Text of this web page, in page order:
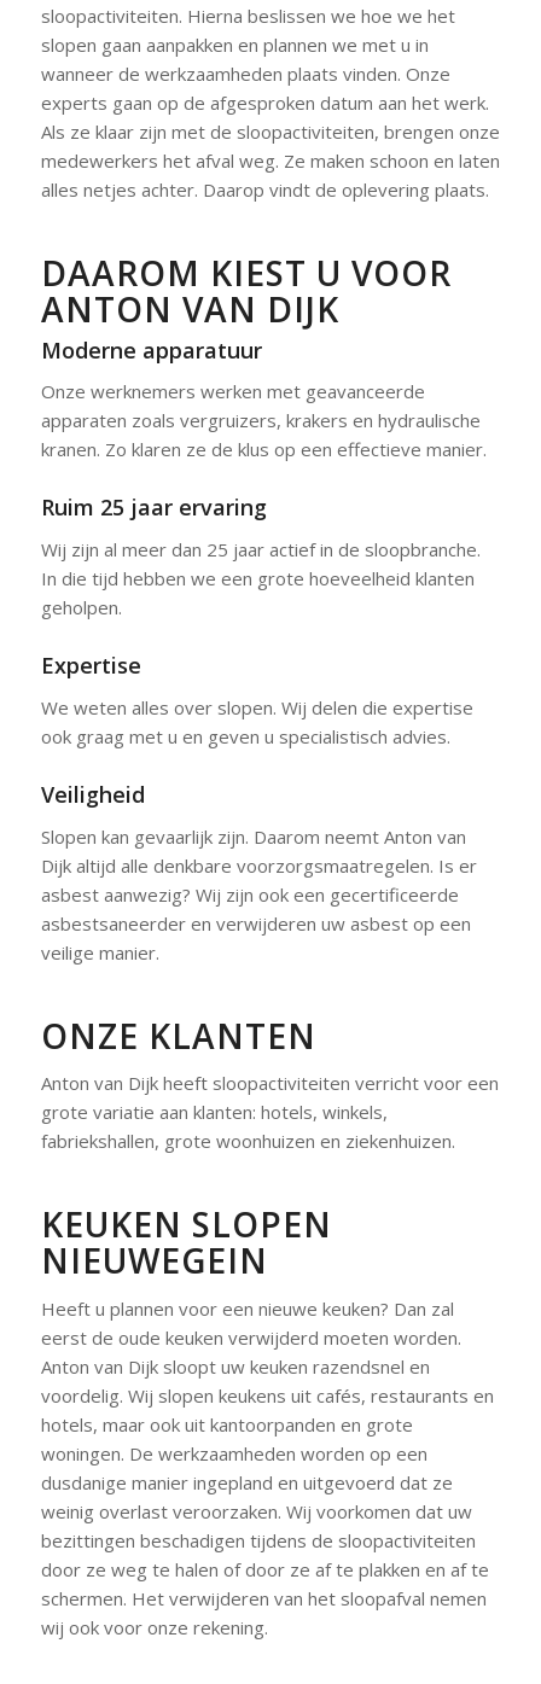
sloopactiviteiten. Hierna beslissen we hoe we het
slopen gaan aanpakken en plannen we met u in
wanneer de werkzaamheden plaats vinden. Onze
experts gaan op de afgesproken datum aan het werk.
Als ze klaar zijn met de sloopactiviteiten, brengen onze
medewerkers het afval weg. Ze maken schoon en laten
alles netjes achter. Daarop vindt de oplevering plaats.
DAAROM KIEST U VOOR
ANTON VAN DIJK
Moderne apparatuur
Onze werknemers werken met geavanceerde
apparaten zoals vergruizers, krakers en hydraulische
kranen. Zo klaren ze de klus op een effectieve manier.
Ruim 25 jaar ervaring
Wij zijn al meer dan 25 jaar actief in de sloopbranche.
In die tijd hebben we een grote hoeveelheid klanten
geholpen.
Expertise
We weten alles over slopen. Wij delen die expertise
ook graag met u en geven u specialistisch advies.
Veiligheid
Slopen kan gevaarlijk zijn. Daarom neemt Anton van
Dijk altijd alle denkbare voorzorgsmaatregelen. Is er
asbest aanwezig? Wij zijn ook een gecertificeerde
asbestsaneerder en verwijderen uw asbest op een
veilige manier.
ONZE KLANTEN
Anton van Dijk heeft sloopactiviteiten verricht voor een
grote variatie aan klanten: hotels, winkels,
fabriekshallen, grote woonhuizen en ziekenhuizen.
KEUKEN SLOPEN
NIEUWEGEIN
Heeft u plannen voor een nieuwe keuken? Dan zal
eerst de oude keuken verwijderd moeten worden.
Anton van Dijk sloopt uw keuken razendsnel en
voordelig. Wij slopen keukens uit cafés, restaurants en
hotels, maar ook uit kantoorpanden en grote
woningen. De werkzaamheden worden op een
dusdanige manier ingepland en uitgevoerd dat ze
weinig overlast veroorzaken. Wij voorkomen dat uw
bezittingen beschadigen tijdens de sloopactiviteiten
door ze weg te halen of door ze af te plakken en af te
schermen. Het verwijderen van het sloopafval nemen
wij ook voor onze rekening.